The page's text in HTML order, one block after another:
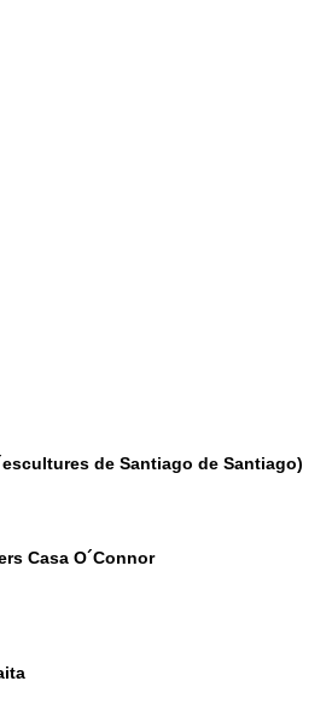
de Santiago de Santiago)
Casa O´Connor